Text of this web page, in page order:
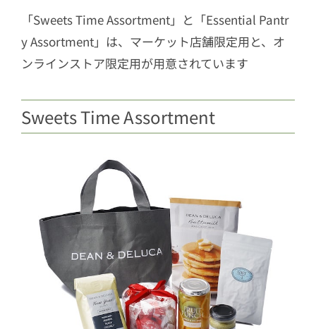
「Sweets Time Assortment」と「Essential Pantr
y Assortment」は、マーケット店舗限定用と、オ
ンラインストア限定用が用意されています
Sweets Time Assortment